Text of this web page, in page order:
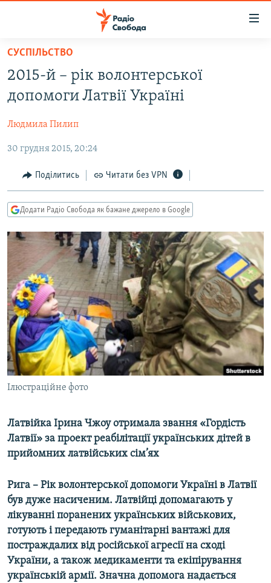
Перейти
основного
матеріалу
до
навігації
Перейти
пошуку
ВСЕ ЗА ДОБУ
ПОЛІТИКА
ЕКОНОМІКА
СУСПІЛЬСТВО
СПОРТ
УКРАЇНА
СВІТ
ВІЙНА
РОСІЙСЬКА «ФІЛЬТРАЦІЯ»
ДОНБАС.РЕАЛІЇ
КРИМ.РЕАЛІЇ
ТИ ЯК?
СХЕМИ
ПРИАЗОВ’Я
КИТАЙ.ВИКЛИКИ
МУЛЬТИМЕДІА
ФОТО
СПЕЦПРОЄКТИ
ПОДКАСТИ
РУС
УКР
КТАТ
ДОЛУЧАЙСЯ!
Усі сайти RFE/RL
СУСПІЛЬСТВО
2015-й – рік волонтерської
допомоги Латвії Україні
Людмила Пилип
30 грудня 2015, 20:24
Поділитись Читати без VPN
Додати Радіо Свобода як бажане джерело в Google
Ілюстраційне фото
Латвійка Ірина Чжоу отримала звання «Гордість
Латвії» за проект реабілітації українських дітей в
прийомних латвійських сім’ях
Рига – Рік волонтерської допомоги Україні в Латвії
був дуже насиченим. Латвійці допомагають у
лікуванні поранених українських військових,
готують і передають гуманітарні вантажі для
постраждалих від російської агресії на сході
України, а також медикаменти та екіпірування
українській армії. Значна допомога надається